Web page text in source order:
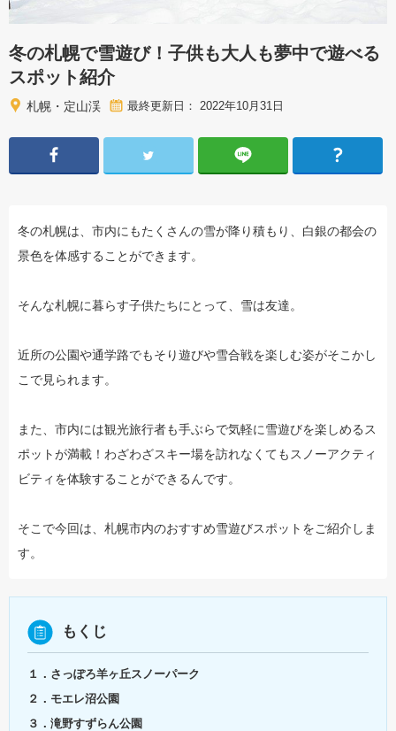
冬の札幌で雪遊び！子供も大人も夢中で遊べる
スポット紹介
札幌・定山渓 最終更新日： 2022年10月31日
冬の札幌は、市内にもたくさんの雪が降り積もり、白銀の都会の
景色を体感することができます。
そんな札幌に暮らす子供たちにとって、雪は友達。
近所の公園や通学路でもそり遊びや雪合戦を楽しむ姿がそこかし
こで見られます。
また、市内には観光旅行者も手ぶらで気軽に雪遊びを楽しめるス
ポットが満載！わざわざスキー場を訪れなくてもスノーアクティ
ビティを体験することができるんです。
そこで今回は、札幌市内のおすすめ雪遊びスポットをご紹介しま
す。
もくじ
１．さっぽろ羊ヶ丘スノーパーク
２．モエレ沼公園
３．滝野すずらん公園